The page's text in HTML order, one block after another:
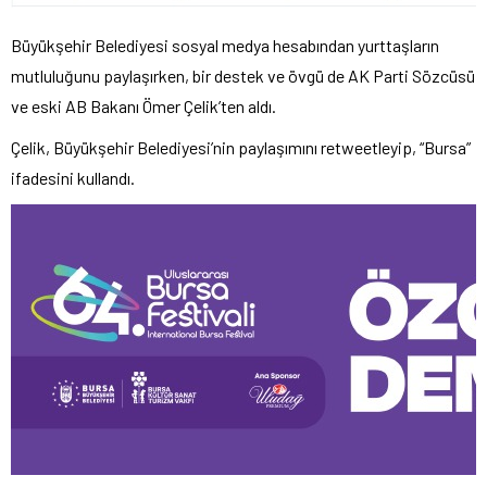
Büyükşehir Belediyesi sosyal medya hesabından yurttaşların
mutluluğunu paylaşırken, bir destek ve övgü de AK Parti Sözcüsü
ve eski AB Bakanı Ömer Çelik’ten aldı.
Çelik, Büyükşehir Belediyesi’nin paylaşımını retweetleyip, “Bursa”
ifadesini kullandı.